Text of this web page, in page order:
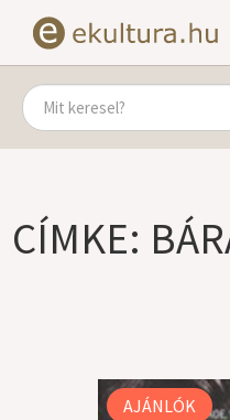
CÍMKE:
AJÁNLÓK